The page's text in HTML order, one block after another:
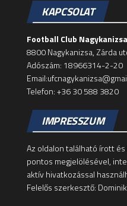
KAPCSOLAT
Football Club Nagykanizsa
8800 Nagykanizsa, Zárda
Adószám: 18966314-2-20
Telefon: +36 30 588 3820
IMPRESSZUM
Az oldalon található írott
pontos megjelölésével,
aktív hivatkozással
Felelős szerkesztő: